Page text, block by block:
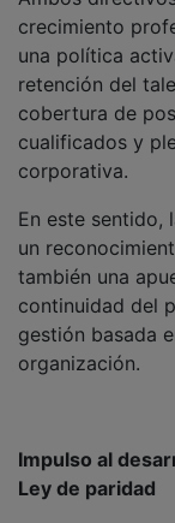
Con estos
avanzando en
de adaptación a
reforzando su
un equipo
con sus
Asimismo, a la
cumple
en la Ley de
Consejo Rector
directivo.
En particular, el
proceso
este órgano de